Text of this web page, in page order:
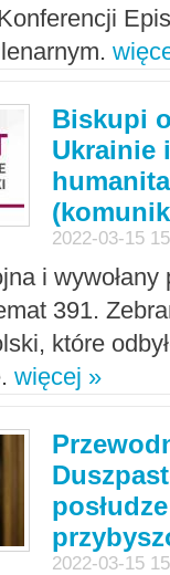
Biskupi
Ukrainie
2022-03-15
i
391.
które
więcej »
2022-03-15